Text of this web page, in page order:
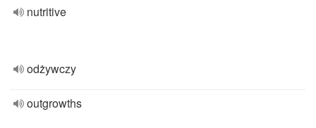
nutritive
odżywczy
outgrowths